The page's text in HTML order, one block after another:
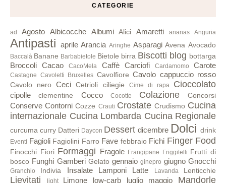
CATEGORIE
ad Agosto Albicocche Albumi Alici Amaretti ananas Anguria
Antipasti aprile Arancia Aringhe Asparagi Avena Avocado
Baccalà Banane Barbabietole Bietole birra Biscotti blog bottarga
Broccoli Cacao CacoMela Caffè Carciofi Cardamomo Carote
Castagne Cavoletti Bruxelles Cavolfiore Cavolo cappuccio rosso
Cavolo nero Ceci Cetrioli ciliegie Cime di rapa Cioccolato
cipolle clementine Cocco Cocotte Colazione Concorsi
Conserve Contorni Cozze Crauti Crostate Crudismo Cucina
internazionale Cucina Lombarda Cucina Regionale
curcuma curry Datteri Daycon Dessert dicembre Dolci drink
Eventi Fagioli Fagiolini Farro Fave febbraio Fichi Finger Food
Finocchi Fiori Formaggi Fragole Frangipane Friggitelli Frutti di
bosco Funghi Gamberi Gelato gennaio ginepro giugno Gnocchi
Granchio Indivia Insalate Lamponi Latte Lavanda Lenticchie
Lievitati light Limone low-carb luglio maggio Mandorle